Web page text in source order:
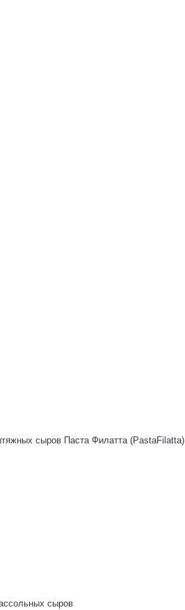
сыров Паста Филатта (PastaFilatta)
сыров